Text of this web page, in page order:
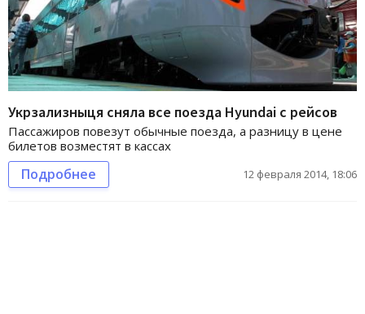
Укрзализныця сняла все поезда Hyundai с рейсов
Пассажиров повезут обычные поезда, а разницу в цене
билетов возместят в кассах
Подробнее 12 февраля 2014, 18:06